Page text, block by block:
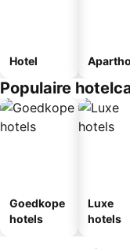
Hotel
Populaire
Goedkope
hotels
Luxe
hotels